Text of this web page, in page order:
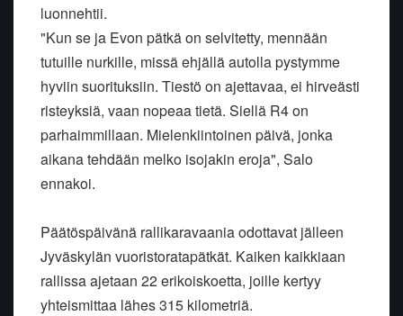
luonnehtii.
"Kun se ja Evon pätkä on selvitetty, mennään
tutuille nurkille, missä ehjällä autolla pystymme
hyviin suorituksiin. Tiestö on ajettavaa, ei hirveästi
risteyksiä, vaan nopeaa tietä. Siellä R4 on
parhaimmillaan. Mielenkiintoinen päivä, jonka
aikana tehdään melko isojakin eroja", Salo
ennakoi.
Päätöspäivänä rallikaravaania odottavat jälleen
Jyväskylän vuoristoratapätkät. Kaiken kaikkiaan
rallissa ajetaan 22 erikoiskoetta, joille kertyy
yhteismittaa lähes 315 kilometriä.